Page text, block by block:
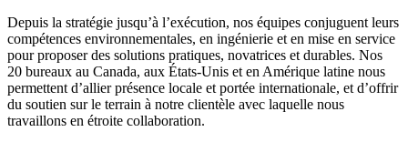
Depuis la stratégie jusqu’à l’exécution, nos équipes conjuguent leurs
compétences environnementales, en ingénierie et en mise en service
pour proposer des solutions pratiques, novatrices et durables. Nos
20 bureaux au Canada, aux États-Unis et en Amérique latine nous
permettent d’allier présence locale et portée internationale, et d’offrir
du soutien sur le terrain à notre clientèle avec laquelle nous
travaillons en étroite collaboration.